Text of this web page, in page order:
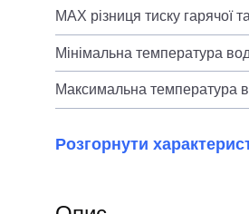
MAX різниця тиску гарячої
Мінімальна температура
Максимальна температура
Розгорнути